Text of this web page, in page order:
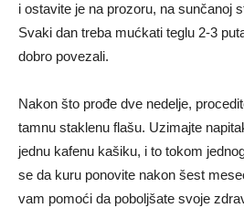
i ostavite je na prozoru, na sunčanoj
Svaki dan treba mućkati teglu 2-3
dobro povezali.
Nakon što prođe dve nedelje,
tamnu staklenu flašu. Uzimajte
jednu kafenu kašiku, i to tokom
se da kuru ponovite nakon šest
vam pomoći da poboljšate svoje